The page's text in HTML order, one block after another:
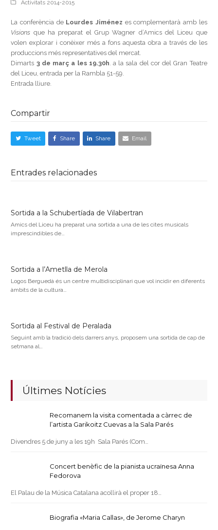
Activitats 2014-2015
La conferència de Lourdes Jiménez es complementarà amb les
Visions que ha preparat el Grup Wagner d’Amics del Liceu que
volen explorar i conèixer més a fons aquesta obra a través de les
produccions més representatives del mercat.
Dimarts 3 de març a les 19.30h. a la sala del cor del Gran Teatre
del Liceu, entrada per la Rambla 51-59.
Entrada lliure.
Compartir
Tweet Share Share Email
Entrades relacionades
Sortida a la Schubertíada de Vilabertran
Amics del Liceu ha preparat una sortida a una de les cites musicals
imprescindibles de…
Sortida a l’Ametlla de Merola
Logos Berguedà és un centre multidisciplinari que vol incidir en diferents
àmbits de la cultura…
Sortida al Festival de Peralada
Seguint amb la tradició dels darrers anys, proposem una sortida de cap de
setmana al…
Últimes Notícies
Recomanem la visita comentada a càrrec de
l’artista Garikoitz Cuevas a la Sala Parés
Divendres 5 de juny a les 19h Sala Parés (Com…
Concert benèfic de la pianista ucraïnesa Anna
Fedorova
El Palau de la Música Catalana acollirà el proper 18…
Biografia «Maria Callas», de Jerome Charyn